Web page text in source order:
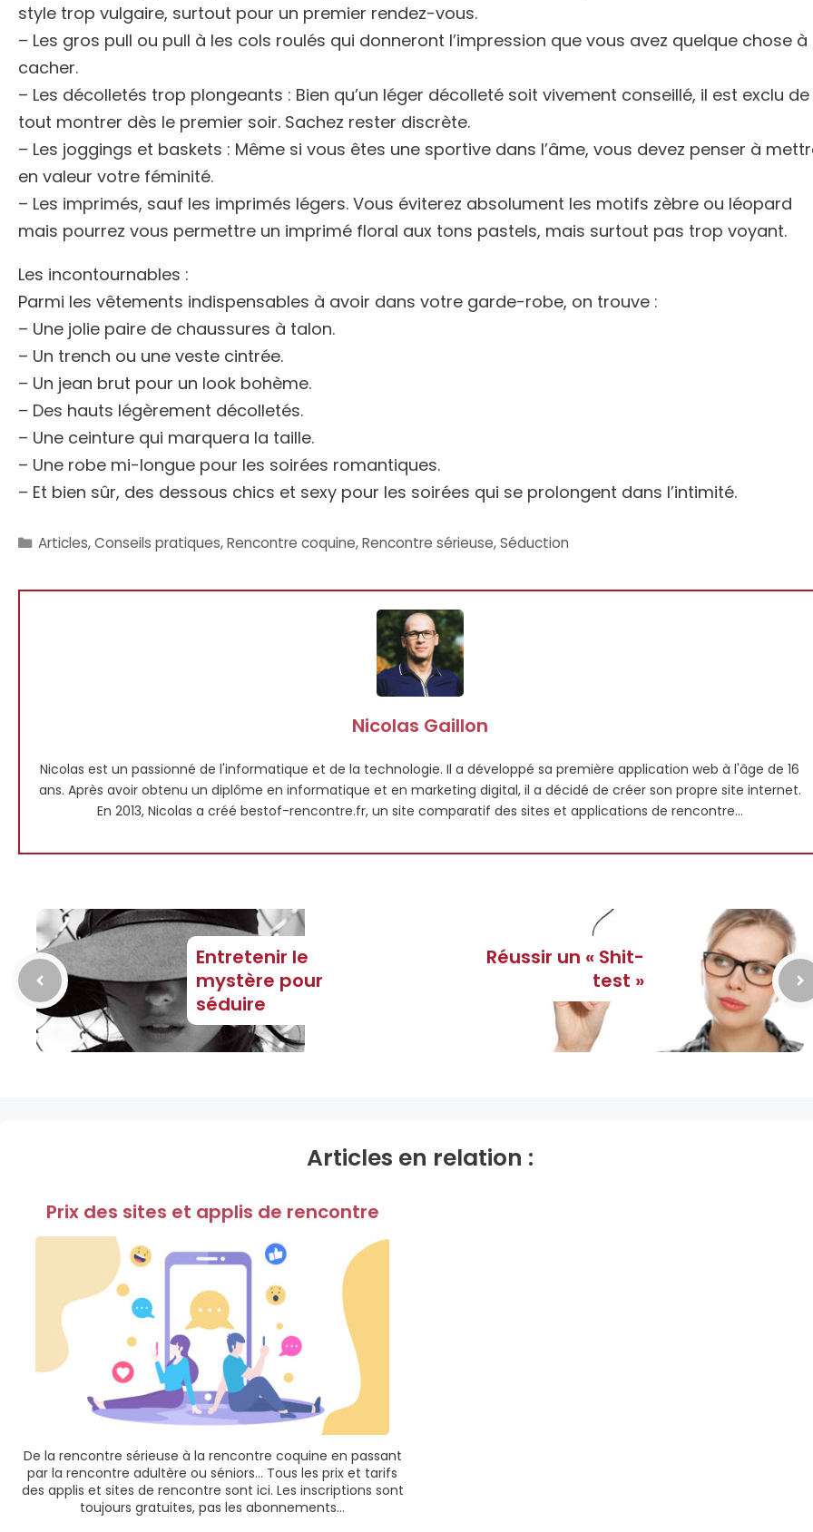
style trop vulgaire, surtout pour un premier rendez-vous.
– Les gros pull ou pull à les cols roulés qui donneront l’impression que vous avez quelque chose à
cacher.
– Les décolletés trop plongeants : Bien qu’un léger décolleté soit vivement conseillé, il est exclu de
tout montrer dès le premier soir. Sachez rester discrète.
– Les joggings et baskets : Même si vous êtes une sportive dans l’âme, vous devez penser à
en valeur votre féminité.
– Les imprimés, sauf les imprimés légers. Vous éviterez absolument les motifs zèbre ou léopard
mais pourrez vous permettre un imprimé floral aux tons pastels, mais surtout pas trop voyant.
Les incontournables :
Parmi les vêtements indispensables à avoir dans votre garde-robe, on trouve :
– Une jolie paire de chaussures à talon.
– Un trench ou une veste cintrée.
– Un jean brut pour un look bohème.
– Des hauts légèrement décolletés.
– Une ceinture qui marquera la taille.
– Une robe mi-longue pour les soirées romantiques.
– Et bien sûr, des dessous chics et sexy pour les soirées qui se prolongent dans l’intimité.
Catégories
Articles,Conseils pratiques,Rencontre coquine,Rencontre sérieuse,Séduction
Nicolas Gaillon
Nicolas est un passionné de l'informatique et de la technologie. Il a développé sa première application web à l'âge de 16
ans. Après avoir obtenu un diplôme en informatique et en marketing digital, il a décidé de créer son propre site internet.
En 2013, Nicolas a créé bestof-rencontre.fr, un site comparatif des sites et applications de rencontre...
Entretenir le
mystère pour
séduire
Réussir un « Shit-
test »
Articles en relation :
Prix des sites et applis de rencontre
De la rencontre sérieuse à la rencontre coquine en passant
par la rencontre adultère ou séniors… Tous les prix et tarifs
des applis et sites de rencontre sont ici. Les inscriptions sont
toujours gratuites, pas les abonnements…